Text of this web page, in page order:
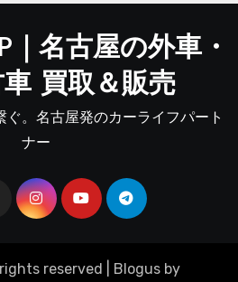
｜名古屋の外車・
買取＆販売
ぐ。名古屋発のカーライフパート
ナー
reserved Blogus by